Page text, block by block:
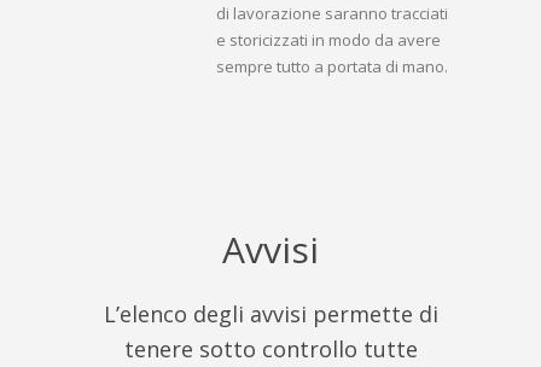
di lavorazione saranno tracciati
e storicizzati in modo da avere
sempre tutto a portata di mano.
Avvisi
L’elenco degli avvisi permette di
tenere sotto controllo tutte